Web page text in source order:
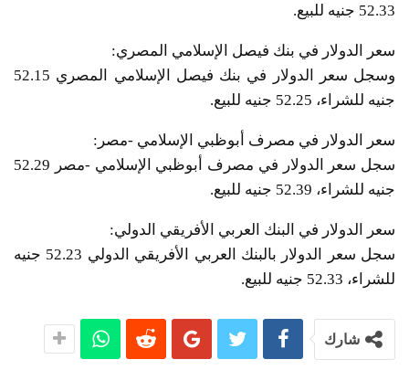
52.33 جنيه للبيع.
سعر الدولار في بنك فيصل الإسلامي المصري:
وسجل سعر الدولار في بنك فيصل الإسلامي المصري 52.15
جنيه للشراء، 52.25 جنيه للبيع.
سعر الدولار في مصرف أبوظبي الإسلامي -مصر:
سجل سعر الدولار في مصرف أبوظبي الإسلامي -مصر 52.29
جنيه للشراء، 52.39 جنيه للبيع.
سعر الدولار في البنك العربي الأفريقي الدولي:
سجل سعر الدولار بالبنك العربي الأفريقي الدولي 52.23 جنيه
للشراء، 52.33 جنيه للبيع.
شارك